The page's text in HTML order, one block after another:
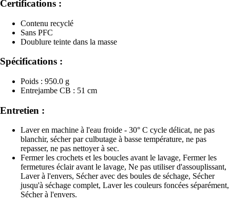
Certifications :
Contenu recyclé
Sans PFC
Doublure teinte dans la masse
Spécifications :
Poids : 950.0 g
Entrejambe CB : 51 cm
Entretien :
Laver en machine à l'eau froide - 30° C cycle délicat, ne pas
blanchir, sécher par culbutage à basse température, ne pas
repasser, ne pas nettoyer à sec.
Fermer les crochets et les boucles avant le lavage, Fermer les
fermetures éclair avant le lavage, Ne pas utiliser d'assouplissant,
Laver à l'envers, Sécher avec des boules de séchage, Sécher
jusqu'à séchage complet, Laver les couleurs foncées séparément,
Sécher à l'envers.